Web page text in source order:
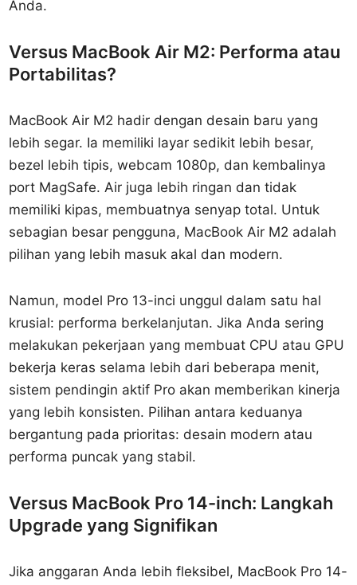
Anda.
Versus MacBook Air M2: Performa atau
Portabilitas?
MacBook Air M2 hadir dengan desain baru yang
lebih segar. Ia memiliki layar sedikit lebih besar,
bezel lebih tipis, webcam 1080p, dan kembalinya
port MagSafe. Air juga lebih ringan dan tidak
memiliki kipas, membuatnya senyap total. Untuk
sebagian besar pengguna, MacBook Air M2 adalah
pilihan yang lebih masuk akal dan modern.
Namun, model Pro 13-inci unggul dalam satu hal
krusial: performa berkelanjutan. Jika Anda sering
melakukan pekerjaan yang membuat CPU atau GPU
bekerja keras selama lebih dari beberapa menit,
sistem pendingin aktif Pro akan memberikan kinerja
yang lebih konsisten. Pilihan antara keduanya
bergantung pada prioritas: desain modern atau
performa puncak yang stabil.
Versus MacBook Pro 14-inch: Langkah
Upgrade yang Signifikan
Jika anggaran Anda lebih fleksibel, MacBook Pro 14-